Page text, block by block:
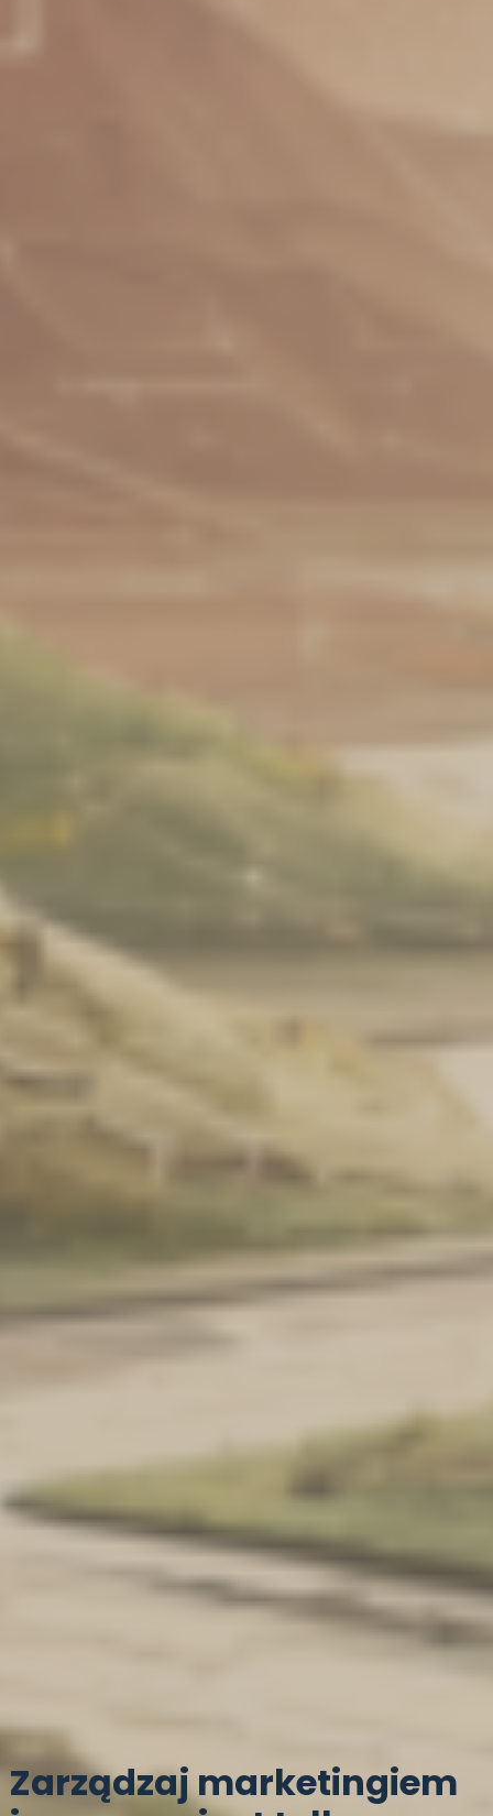
Zarządzaj marketingiem